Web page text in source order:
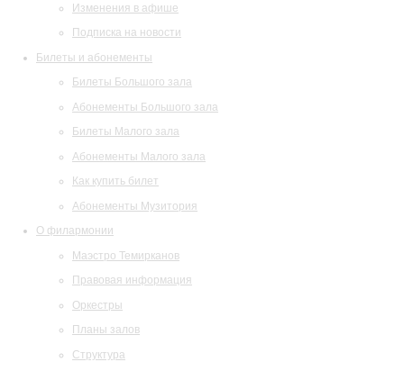
Изменения в афише
Подписка на новости
Билеты и абонементы
Билеты Большого зала
Абонементы Большого зала
Билеты Малого зала
Абонементы Малого зала
Как купить билет
Абонементы Музитория
О филармонии
Маэстро Темирканов
Правовая информация
Оркестры
Планы залов
Структура